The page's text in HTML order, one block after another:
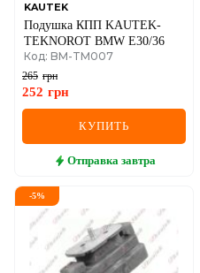
KAUTEK
Подушка КПП KAUTEK-
TEKNOROT BMW E30/36
Код: BM-TM007
265 грн
252 грн
КУПИТЬ
Отправка завтра
-5%